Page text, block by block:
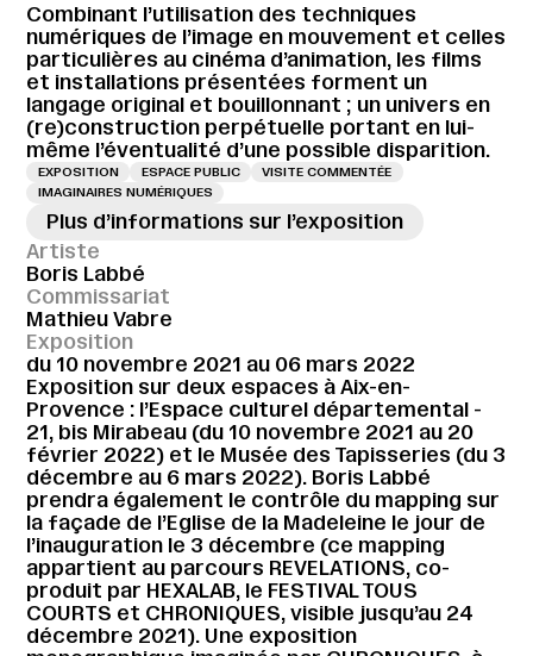
Combinant l’utilisation des techniques
numériques de l’image en mouvement et celles
particulières au cinéma d’animation, les films
et installations présentées forment un
langage original et bouillonnant ; un univers en
(re)construction perpétuelle portant en lui-
même l’éventualité d’une possible disparition.
EXPOSITION ESPACE PUBLIC
VISITE COMMENTÉE
IMAGINAIRES NUMÉRIQUES
Plus d’informations sur l’exposition
Artiste
Boris Labbé
Commissariat
Mathieu Vabre
Exposition
du 10 novembre 2021 au 06 mars 2022
Exposition sur deux espaces à Aix-en-
Provence : l’Espace culturel départemental -
21, bis Mirabeau (du 10 novembre 2021 au 20
février 2022) et le Musée des Tapisseries (du 3
décembre au 6 mars 2022). Boris Labbé
prendra également le contrôle du mapping sur
la façade de l’Eglise de la Madeleine le jour de
l’inauguration le 3 décembre (ce mapping
appartient au parcours REVELATIONS, co-
produit par HEXALAB, le FESTIVAL TOUS
COURTS et CHRONIQUES, visible jusqu’au 24
décembre 2021). Une exposition